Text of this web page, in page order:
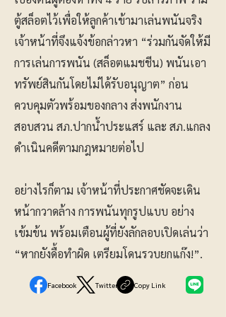
ตู้สล็อตไว้เพื่อให้ลูกค้าเข้ามาเล่นพนันจริง
เจ้าหน้าที่จึงแจ้งข้อกล่าวหา “ร่วมกันจัดให้มี
การเล่นการพนัน (สล็อตแมชชีน) พนันเอา
ทรัพย์สินกันโดยไม่ได้รับอนุญาต” ก่อน
ควบคุมตัวพร้อมของกลาง ส่งพนักงาน
สอบสวน สภ.ปากน้ำประแสร์ และ สภ.แกลง
ดำเนินคดีตามกฎหมายต่อไป
อย่างไรก็ตาม เจ้าหน้าที่ประกาศชัดจะเดิน
หน้ากวาดล้าง การพนันทุกรูปแบบ อย่าง
เข้มข้น พร้อมเตือนผู้ที่ยังลักลอบเปิดเล่นว่า
“หากยังดื้อทำผิด เตรียมโดนรวบยกแก๊ง!”.
Facebook Twitter Copy Link